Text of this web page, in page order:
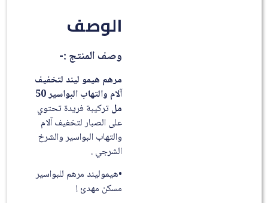
الوصف
وصف المنتج :-
مرهم هيمو ليند لتخفيف
آلام والتهاب البواسير 50
ملتركيبة فريدة تحتوي
على الصبار لتخفيف آلام
والتهاب البواسير والشرخ
الشرجي .
•هيموليند مرهم للبواسير
مسكن مهدئ !